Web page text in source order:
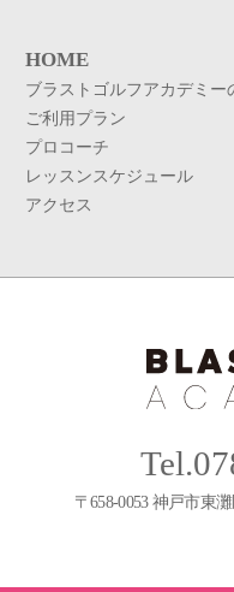
HOME
ブラストゴルフアカデミー
ご利用プラン
プロコーチ
レッスンスケジュール
アクセス
〒658-0053 神戸市東